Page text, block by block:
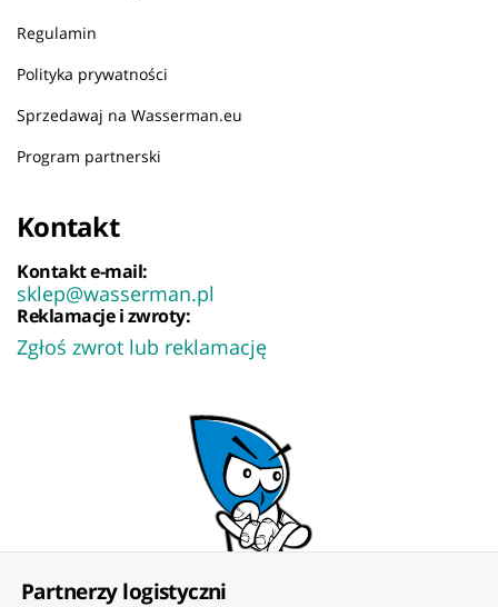
Regulamin
Polityka prywatności
Sprzedawaj na Wasserman.eu
Program partnerski
Kontakt
Kontakt e-mail:
sklep@wasserman.pl
Reklamacje i zwroty:
Zgłoś zwrot lub reklamację
Partnerzy logistyczni